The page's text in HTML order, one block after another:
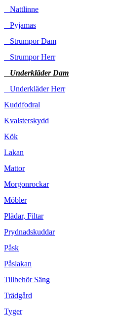
Nattlinne
Pyjamas
Strumpor Dam
Strumpor Herr
Underkläder Dam
Underkläder Herr
Kuddfodral
Kvalsterskydd
Kök
Lakan
Mattor
Morgonrockar
Möbler
Plädar, Filtar
Prydnadskuddar
Påsk
Påslakan
Tillbehör Säng
Trädgård
Tyger